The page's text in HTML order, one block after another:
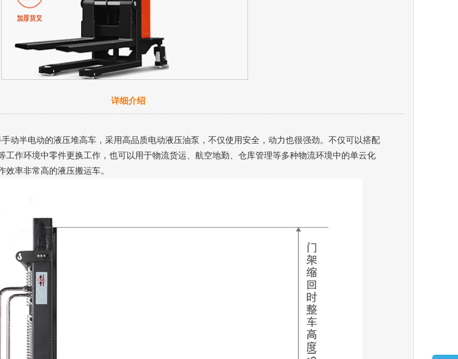
详细介绍
动半电动的液压堆高车，采用高品质电动液压油泵，不仅使用安全，动力也很强劲。不仅可以搭配
工作环境中零件更换工作，也可以用于物流货运、航空地勤、仓库管理等多种物流环境中的单云化
率非常高的液压搬运车。